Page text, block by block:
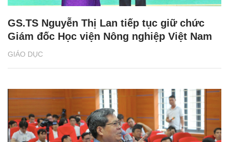
GIÁO DỤC
GS.TS Nguyễn Thị Lan tiếp tục giữ chức
Giám đốc Học viện Nông nghiệp Việt Nam